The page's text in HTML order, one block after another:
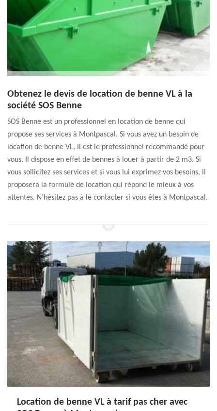
Obtenez le devis de location de benne VL à la
société SOS Benne
SOS Benne est un professionnel en location de benne qui
propose ses services à Montpascal. Si vous avez un besoin de
location de benne VL, il est le professionnel recommandé pour
vous. Il dispose en effet de bennes à louer à partir de 2 m3. Si
vous sollicitez ses services et si vous lui exprimez vos besoins, il
proposera la formule de location qui répond le mieux à vos
attentes. N’hésitez pas à le contacter si vous êtes à Montpascal.
Location de benne VL à tarif pas cher avec